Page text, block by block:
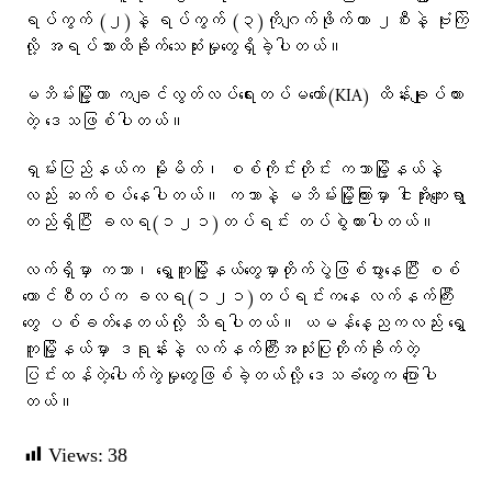
ရပ်ကွက် (၂)နဲ့ ရပ်ကွက် (၃)ကိုဂျက်ဖိုက်တာ ၂စီးနဲ့ ဗုံးကြဲ
လို့ အရပ်သားထိခိုက်သေဆုံးမှုတွေရှိခဲ့ပါတယ်။
မဘိမ်းမြို့ဟာ ကချင်လွတ်လပ်ရေးတပ်မတော်(KIA) ထိန်းချုပ်ထား
တဲ့ ဒေသဖြစ်ပါတယ်။
ရှမ်းပြည်နယ်က မိုးမိတ်၊ စစ်ကိုင်းတိုင်း ကသာမြို့နယ်နဲ့
လည်း ဆက်စပ်နေပါတယ်။ ကသာနဲ့ မဘိမ်းမြို့ကြားမှာ ငါးအိုးကျေးရွာ
တည်ရှိပြီး ခလရ(၁၂၁)တပ်ရင်း တပ်စွဲထားပါတယ်။
လက်ရှိမှာ ကသာ၊ ရွှေကူမြို့နယ်တွေမှာတိုက်ပွဲဖြစ်ပွားနေပြီး စစ်
ကောင်စီတပ်က ခလရ(‌၁၂၁)တပ်ရင်းကနေ လက်နက်ကြီး
တွေ ပစ်ခတ်နေတယ်လို့ သိရပါတယ်။ ယမန်နေ့ညကလည်း ရွှေ
ကူမြို့နယ်မှာ ဒရုန်းနဲ့ လက်နက်ကြီးအသုံးပြုတိုက်ခိုက်တဲ့
ပြင်းထန်တဲ့ပေါက်ကွဲမှုတွေဖြစ်ခဲ့တယ်လို့ ဒေသခံတွေက ပြောပါ
တယ်။
Views: 38